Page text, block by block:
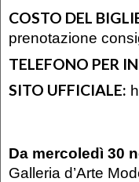
COSTO DEL
prenotazione
TELEFONO PER
SITO UFFICIALE:
Da mercoledì 30
Galleria d’Arte